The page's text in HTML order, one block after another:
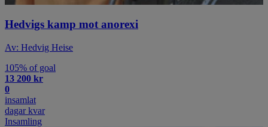
Hedvigs kamp mot anorexi
Av: Hedvig Heise
105% of goal
13 200 kr
0
insamlat
dagar kvar
Insamling